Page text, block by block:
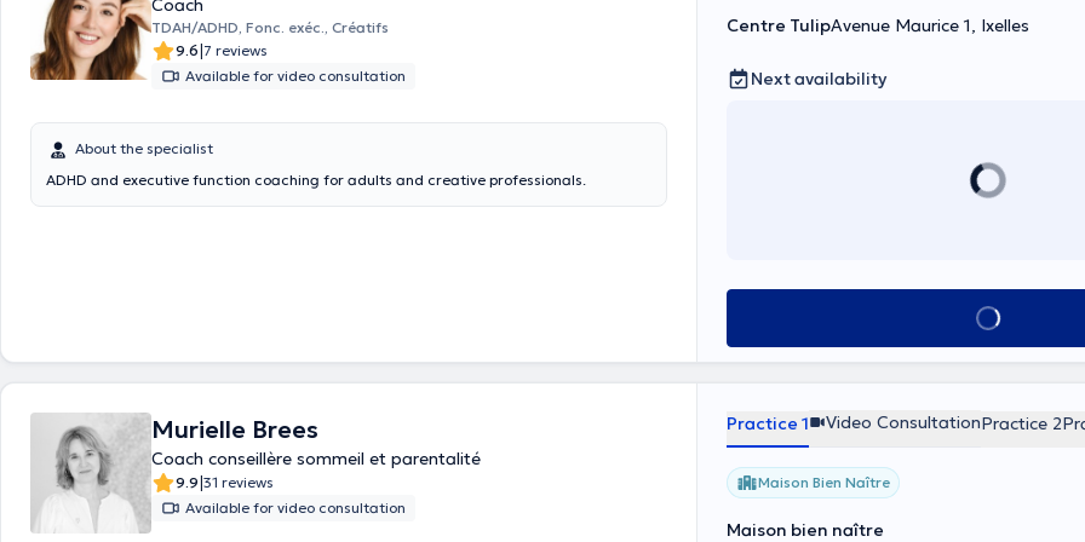
Coach
TDAH/ADHD, Fonc. exéc., Créatifs
9.6|7 reviews
Available for video consultation
About the specialist
ADHD and executive function coaching for adults and creative professionals.
Centre TulipAvenue Maurice 1, Ixelles
Next availability
See all
Murielle Brees
Coach conseillère sommeil et parentalité
9.9|31 reviews
Available for video consultation
Practice 1 Video ConsultationPractice 2
Maison Bien Naître
Maison bien naître